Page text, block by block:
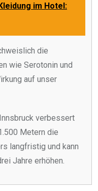
im Hotel:
die
wie Serotonin und
auf unser
verbessert
Metern die
langfristig und kann
Jahre erhöhen.